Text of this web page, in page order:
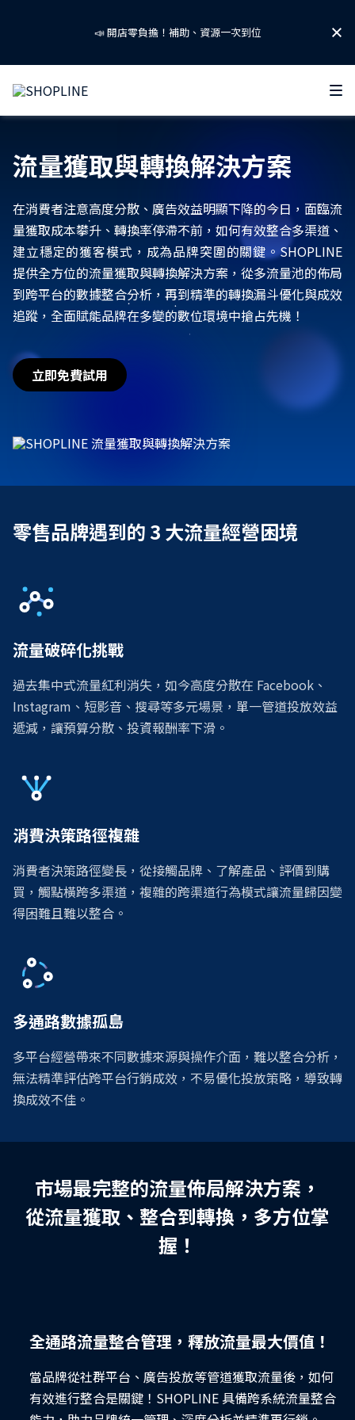
流量獲取與轉換解決方案
在消費者注意高度分散、廣告效益明顯下降的今日，面臨流
量獲取成本攀升、轉換率停滯不前，如何有效整合多渠道、
建立穩定的獲客模式，成為品牌突圍的關鍵。SHOPLINE
提供全方位的流量獲取與轉換解決方案，從多流量池的佈局
到跨平台的數據整合分析，再到精準的轉換漏斗優化與成效
追蹤，全面賦能品牌在多變的數位環境中搶占先機！
立即免費試用
零售品牌遇到的 3 大流量經營困境
流量破碎化挑戰
過去集中式流量紅利消失，如今高度分散在 Facebook、
Instagram、短影音、搜尋等多元場景，單一管道投放效益
遞減，讓預算分散、投資報酬率下滑。
消費決策路徑複雜
消費者決策路徑變長，從接觸品牌、了解產品、評價到購
買，觸點橫跨多渠道，複雜的跨渠道行為模式讓流量歸因變
得困難且難以整合。
多通路數據孤島
多平台經營帶來不同數據來源與操作介面，難以整合分析，
無法精準評估跨平台行銷成效，不易優化投放策略，導致轉
換成效不佳。
市場最完整的流量佈局解決方案，
從流量獲取、整合到轉換，多方位掌
握！
全方位功能支援，強化多銷售場景轉換效
能！
SHOPLINE 提供多元場景功能支援，讓你針對不同流量
特性制定轉換策略，最大化每位訪客價值，有效提升流
全場景流量掌控專家，為你破解流量困境！
SHOPLINE 推出市場最完整的流量佈局解決方案，打造
多場景流量生態池，讓品牌從流量獲取到轉換，在不同
全通路流量整合管理，釋放流量最大價值！
當品牌從社群平台、廣告投放等管道獲取流量後，如何
有效進行整合是關鍵！SHOPLINE 具備跨系統流量整合
📣 開店零負擔！補助、資源一次到位
🐱SHOPLINE 寵物聯萌啟動！ 攜手友善品牌守護浪浪！🐶
掌握 2026 AI 零售關鍵話題！
免費下載「AI 零售趨勢報告」👉
📣 開店零負擔！補助、資源一次到位
🐱SHOPLINE 寵物聯萌啟動！ 攜手友善品牌守護浪浪！🐶